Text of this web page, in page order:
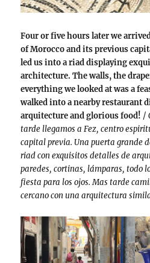
Four or five hours later we
of Morocco and its previous
led us into a riad displaying
architecture. The walls, the
everything we looked at was a
walked into a nearby restaurant
arquitecture and glorious food! /
tarde llegamos a Fez, centro
capital previa. Una puerta grande
riad con exquisitos detalles de
paredes, cortinas, lámparas, todo
fiesta para los ojos. Mas tarde
cercano con una arquitectura